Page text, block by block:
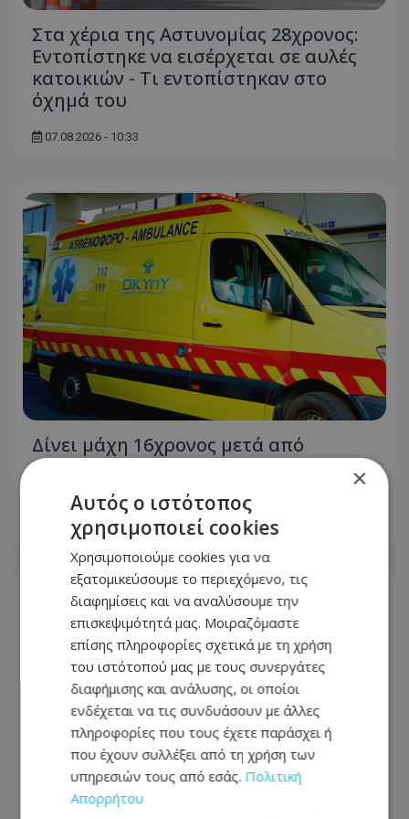
Στα χέρια της Αστυνομίας 28χρονος:
Εντοπίστηκε να εισέρχεται σε αυλές
κατοικιών - Τι εντοπίστηκαν στο
όχημά του
07.08.2026 - 10:33
Δίνει μάχη 16χρονος μετά από
τροχαίο: Παρασύρθηκε από
μεθυσμένο οδηγό
07.08.2026 - 10:05
×
Αυτός ο ιστότοπος
χρησιμοποιεί cookies
Χρησιμοποιούμε cookies για να
εξατομικεύσουμε το περιεχόμενο, τις
διαφημίσεις και να αναλύσουμε την
επισκεψιμότητά μας. Μοιραζόμαστε
επίσης πληροφορίες σχετικά με τη χρήση
του ιστότοπού μας με τους συνεργάτες
διαφήμισης και ανάλυσης, οι οποίοι
ενδέχεται να τις συνδυάσουν με άλλες
πληροφορίες που τους έχετε παράσχει ή
που έχουν συλλέξει από τη χρήση των
υπηρεσιών τους από εσάς. Πολιτική
Απορρήτου